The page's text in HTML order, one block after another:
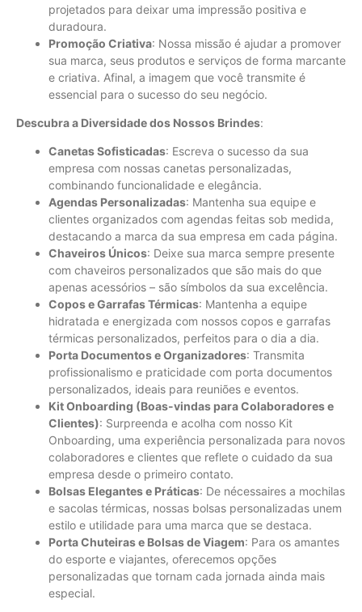
projetados para deixar uma impressão positiva e
duradoura.
Promoção Criativa: Nossa missão é ajudar a promover
sua marca, seus produtos e serviços de forma marcante
e criativa. Afinal, a imagem que você transmite é
essencial para o sucesso do seu negócio.
Descubra a Diversidade dos Nossos Brindes:
Canetas Sofisticadas: Escreva o sucesso da sua
empresa com nossas canetas personalizadas,
combinando funcionalidade e elegância.
Agendas Personalizadas: Mantenha sua equipe e
clientes organizados com agendas feitas sob medida,
destacando a marca da sua empresa em cada página.
Chaveiros Únicos: Deixe sua marca sempre presente
com chaveiros personalizados que são mais do que
apenas acessórios – são símbolos da sua excelência.
Copos e Garrafas Térmicas: Mantenha a equipe
hidratada e energizada com nossos copos e garrafas
térmicas personalizados, perfeitos para o dia a dia.
Porta Documentos e Organizadores: Transmita
profissionalismo e praticidade com porta documentos
personalizados, ideais para reuniões e eventos.
Kit Onboarding (Boas-vindas para Colaboradores e
Clientes): Surpreenda e acolha com nosso Kit
Onboarding, uma experiência personalizada para novos
colaboradores e clientes que reflete o cuidado da sua
empresa desde o primeiro contato.
Bolsas Elegantes e Práticas: De nécessaires a mochilas
e sacolas térmicas, nossas bolsas personalizadas unem
estilo e utilidade para uma marca que se destaca.
Porta Chuteiras e Bolsas de Viagem: Para os amantes
do esporte e viajantes, oferecemos opções
personalizadas que tornam cada jornada ainda mais
especial.